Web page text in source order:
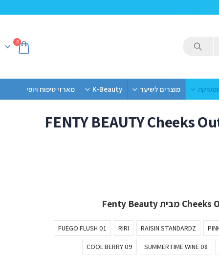
0
מוצרים לשיער K-Beauty מארזי טיפוח ויופי
FENTY BEAUTY Cheeks
RAISIN STANDARDZ
RIRI
01 FUEGO FLUSH
08 SUMMERTIME WINE
09 COOL BERRY